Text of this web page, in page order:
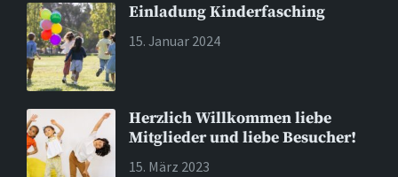
Einladung Kinderfasching
15. Januar 2024
Herzlich Willkommen liebe
Mitglieder und liebe Besucher!
15. März 2023